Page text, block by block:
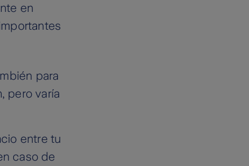
en
para
pero varía
entre tu
caso de